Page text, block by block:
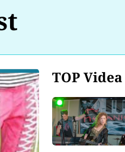
TOP Videa